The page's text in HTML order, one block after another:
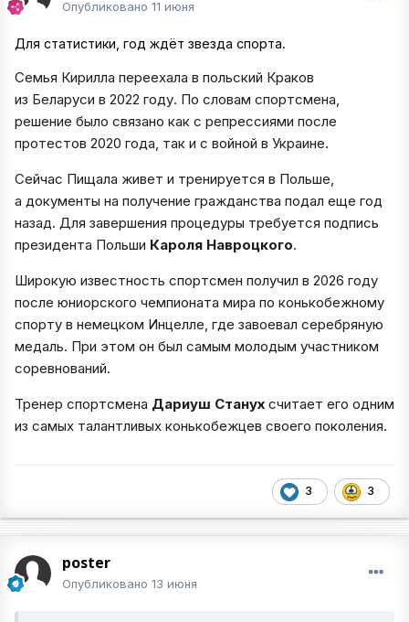
Опубликовано 11 июня
Для статистики, год ждёт звезда спорта.
Семья Кирилла переехала в польский Краков
из Беларуси в 2022 году. По словам спортсмена,
решение было связано как с репрессиями после
протестов 2020 года, так и с войной в Украине.
Сейчас Пищала живет и тренируется в Польше,
а документы на получение гражданства подал еще год
назад. Для завершения процедуры требуется подпись
президента Польши Кароля Навроцкого.
Широкую известность спортсмен получил в 2026 году
после юниорского чемпионата мира по конькобежному
спорту в немецком Инцелле, где завоевал серебряную
медаль. При этом он был самым молодым участником
соревнований.
Тренер спортсмена Дариуш Станух считает его одним
из самых талантливых конькобежцев своего поколения.
3 3
poster
Опубликовано 13 июня